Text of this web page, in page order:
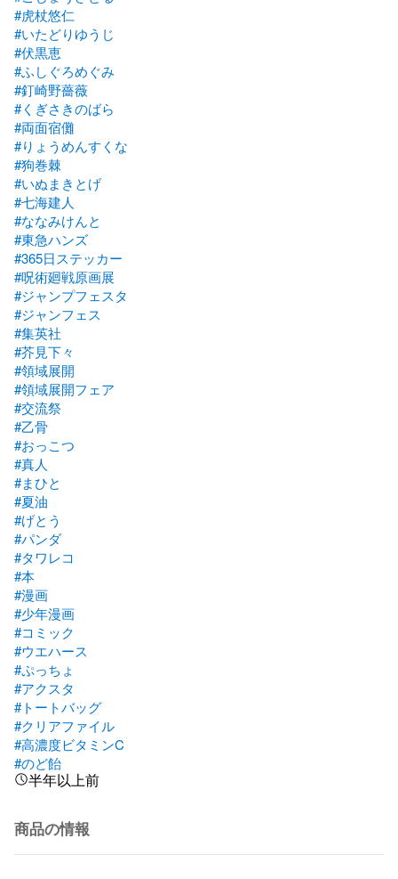
#虎杖悠仁
#いたどりゆうじ
#伏黒恵
#ふしぐろめぐみ
#釘崎野薔薇
#くぎさきのばら
#両面宿儺
#りょうめんすくな
#狗巻棘
#いぬまきとげ
#七海建人
#ななみけんと
#東急ハンズ
#365日ステッカー
#呪術廻戦原画展
#ジャンプフェスタ
#ジャンフェス
#集英社
#芥見下々
#領域展開
#領域展開フェア
#交流祭
#乙骨
#おっこつ
#真人
#まひと
#夏油
#げとう
#パンダ
#タワレコ
#本
#漫画
#少年漫画
#コミック
#ウエハース
#ぷっちょ
#アクスタ
#トートバッグ
#クリアファイル
#高濃度ビタミンC
#のど飴
半年以上前
商品の情報